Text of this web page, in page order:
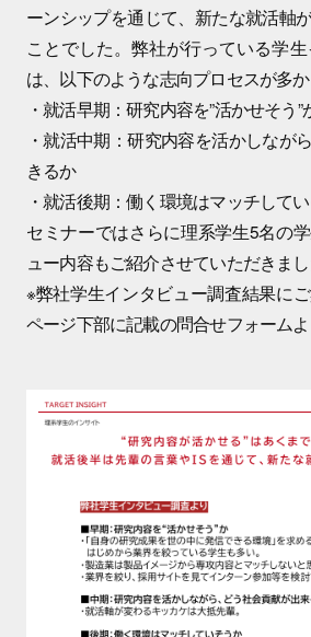
ーンシップを通じて、新たな就活軸
ことでした。弊社が行っている学
は、以下のような志向プロセスが多か
・就活早期：研究内容を”活かせそう”
・就活中期：研究内容を活かしなが
きるか
・就活後期：働く環境はマッチして
セミナーではさらに理系学生5名の
ュー内容もご紹介させていただきまし
※弊社学生インタビュー調査結果に
ページ下部に記載の問合せフォームよ